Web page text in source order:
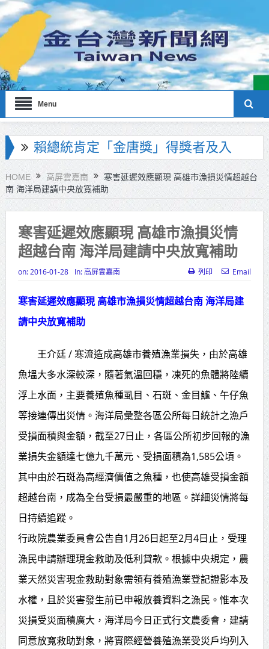
Menu
海巡署南部分署主官大換血 蔡順元
勉提升巡防戰力
北市鮮奶週報再升級！8月31日補助
擴大至國中生
雙北合作里程碑！萬大線動態測試
侯友宜蔣萬安攜手視察
北形象館亮相
打鐵厝北側產業園區產業設施公共
動土創造千個就業機會
高雄「三民運動中心」市長陳其
邁、運動部長李洋各界貴賓共同揭幕
高雄東照山關帝廟全國國中小學書
法比賽 圓滿落幕
不對稱戰力
蔣萬安再拋出「倒閣說」 喊推陳其
邁組閣
賴總統肯定「金唐獎」得獎者及入
圍者 允諾完善支持體系
HOME 高屏雲嘉南
寒害延遲效應顯現 高雄市漁損災情超越台
南 海洋局建請中央放寬補助
寒害延遲效應顯現 高雄市漁損災情
超越台南 海洋局建請中央放寬補助
on: 2016-01-28 In:高屏雲嘉南 列印 Email
寒害延遲效應顯現 高雄市漁損災情超越台南 海洋局建
請中央放寬補助
王介廷 / 寒流造成高雄市養殖漁業損失，由於高雄
魚塭大多水深較深，隨著氣溫回穩，凍死的魚體將陸續
浮上水面，主要養殖魚種虱目、石斑、金目鱸、午仔魚
等接連傳出災情。海洋局彙整各區公所每日統計之漁戶
受損面積與金額，截至27日止，各區公所初步回報的漁
業損失金額達七億九千萬元、受損面積為1,585公頃。
其中由於石斑為高經濟價值之魚種，也使高雄受損金額
超越台南，成為全台受損最嚴重的地區。詳細災情將每
日持續追蹤。
行政院農業委員會公告自1月26日起至2月4日止，受理
漁民申請辦理現金救助及低利貸款。根據中央規定，農
業天然災害現金救助對象需領有養殖漁業登記證影本及
水權，且於災害發生前已申報放養資料之漁民。惟本次
災損受災面積廣大，海洋局今日正式行文農委會，建請
同意放寬救助對象，將實際經營養殖漁業受災戶均列入